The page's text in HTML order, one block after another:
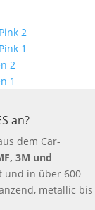
an?
dem Car-
3M und
und in über 600
metallic bis